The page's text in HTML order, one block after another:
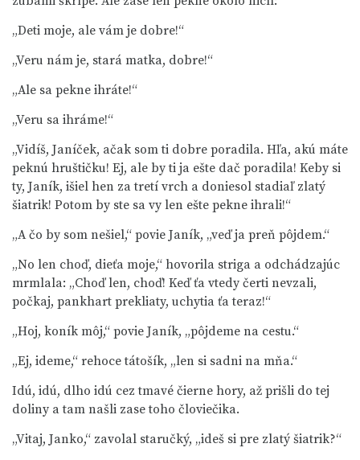
„Deti moje, ale vám je dobre!“
„Veru nám je, stará matka, dobre!“
„Ale sa pekne ihráte!“
„Veru sa ihráme!“
„Vidíš, Janíček, ačak som ti dobre poradila. Hľa, akú máte
peknú hruštičku! Ej, ale by ti ja ešte dač poradila! Keby si
ty, Janík, išiel hen za tretí vrch a doniesol stadiaľ zlatý
šiatrik! Potom by ste sa vy len ešte pekne ihrali!“
„A čo by som nešiel,“ povie Janík, „veď ja preň pôjdem.“
„No len choď, dieťa moje,“ hovorila striga a odchádzajúc
mrmlala: „Choď len, choď! Keď ťa vtedy čerti nevzali,
počkaj, pankhart prekliaty, uchytia ťa teraz!“
„Hoj, koník môj,“ povie Janík, „pôjdeme na cestu.“
„Ej, ideme,“ rehoce tátošík, „len si sadni na mňa.“
Idú, idú, dlho idú cez tmavé čierne hory, až prišli do tej
doliny a tam našli zase toho človiečika.
„Vitaj, Janko,“ zavolal staručký, „ideš si pre zlatý šiatrik?“